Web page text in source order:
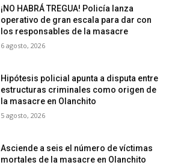
¡NO HABRÁ TREGUA! Policía lanza
operativo de gran escala para dar con
los responsables de la masacre
6 agosto, 2026
Hipótesis policial apunta a disputa entre
estructuras criminales como origen de
la masacre en Olanchito
5 agosto, 2026
Asciende a seis el número de víctimas
mortales de la masacre en Olanchito